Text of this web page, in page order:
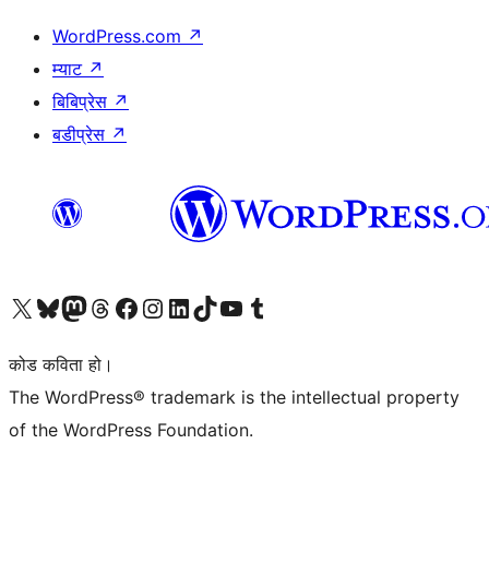
WordPress.com ↗
म्याट ↗
बिबिप्रेस ↗
बडीप्रेस ↗
हाम्रो X (पहिले ट्विटर) खातामा जानुहोस्
हाम्रो Bluesky खाता भ्रमण गर्नुहोस्
हाम्रो म्यास्टोडन खाता भ्रमण गर्नुहोस्
हाम्रो थ्रेड्स खातामा जानुहोस्
हाम्रो फेसबुक पेजमा जानुहोस्
हाम्रो इन्स्टाग्राम खातामा जानुहोस्
हाम्रो लिङ्क्डइन खातामा जानुहोस्
हाम्रो TikTok खाता भ्रमण गर्नुहोस्
हाम्रो युट्युब च्यानलमा जानुहोस्
हाम्रो टम्बलर खाता भ्रमण गर्नुहोस्
कोड कविता हो।
The WordPress® trademark is the intellectual property
of the WordPress Foundation.